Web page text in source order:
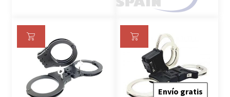
Añ
al
Envío gratis
Añ
al